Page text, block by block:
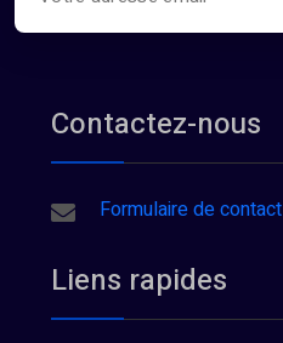
Contactez-nous
Formulaire de contact
Liens rapides